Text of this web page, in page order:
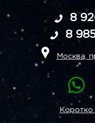
8
8
Москва,
Коротко